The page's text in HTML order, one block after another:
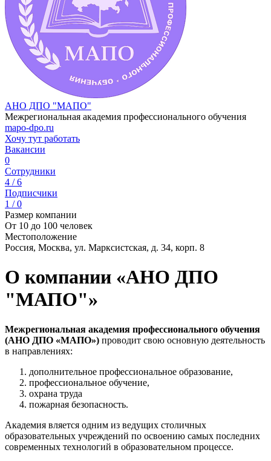
АНО ДПО "МАПО"
Межрегиональная академия профессионального обучения
mapo-dpo.ru
Хочу тут работать
Вакансии
0
Сотрудники
4 / 6
Подписчики
1 / 0
Размер компании
От 10 до 100 человек
Местоположение
Россия, Москва, ул. Марксистская, д. 34, корп. 8
О компании «АНО ДПО
"МАПО"»
Межрегиональная академия профессионального обучения
(АНО ДПО «МАПО») проводит свою основную деятельность
в направлениях:
дополнительное профессиональное образование,
профессиональное обучение,
охрана труда
пожарная безопасность.
Академия вляется одним из ведущих столичных
образовательных учреждений по освоению самых последних
современных технологий в образовательном процессе.